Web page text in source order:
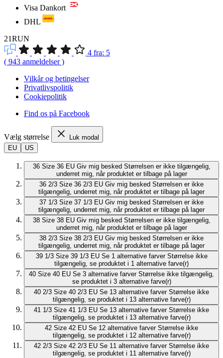
Visa Dankort
DHL
21RUN
4 fra: 5
( 943 anmeldelser)
Vilkår og betingelser
Privatlivspolitik
Cookiepolitik
Find os på Facebook
Vælg størrelse
Luk modal
EU
US
36 Size 36 EU Giv mig besked Størrelsen er ikke tilgængelig,
underret mig, når produktet er tilbage på lager
36 2/3 Size 36 2/3 EU Giv mig besked Størrelsen er ikke
tilgængelig, underret mig, når produktet er tilbage på lager
37 1/3 Size 37 1/3 EU Giv mig besked Størrelsen er ikke
tilgængelig, underret mig, når produktet er tilbage på lager
38 Size 38 EU Giv mig besked Størrelsen er ikke tilgængelig,
underret mig, når produktet er tilbage på lager
38 2/3 Size 38 2/3 EU Giv mig besked Størrelsen er ikke
tilgængelig, underret mig, når produktet er tilbage på lager
39 1/3 Size 39 1/3 EU Se 1 alternative farver Størrelse ikke
tilgængelig, se produktet i 1 alternative farve(r)
40 Size 40 EU Se 3 alternative farver Størrelse ikke tilgængelig,
se produktet i 3 alternative farve(r)
40 2/3 Size 40 2/3 EU Se 13 alternative farver Størrelse ikke
tilgængelig, se produktet i 13 alternative farve(r)
41 1/3 Size 41 1/3 EU Se 13 alternative farver Størrelse ikke
tilgængelig, se produktet i 13 alternative farve(r)
42 Size 42 EU Se 12 alternative farver Størrelse ikke
tilgængelig, se produktet i 12 alternative farve(r)
42 2/3 Size 42 2/3 EU Se 11 alternative farver Størrelse ikke
tilgængelig, se produktet i 11 alternative farve(r)